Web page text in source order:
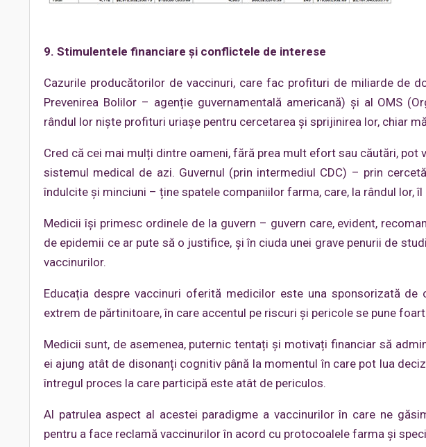
9. Stimulentele financiare și conflictele de interese
Cazurile producătorilor de vaccinuri, care fac profituri de miliarde de
Prevenirea Bolilor – agenție guvernamentală americană) și al OMS
rândul lor niște profituri uriașe pentru cercetarea și sprijinirea lor, chiar
Cred că cei mai mulți dintre oameni, fără prea mult efort sau căutări, pot
sistemul medical de azi. Guvernul (prin intermediul CDC) – prin
îndulcite și minciuni – ține spatele companiilor farma, care, la rândul lor, îl
Medicii își primesc ordinele de la guvern – guvern care, evident,
de epidemii ce ar pute să o justifice, și în ciuda unei grave penurii de
vaccinurilor.
Educația despre vaccinuri oferită medicilor este una sponsorizată
extrem de părtinitoare, în care accentul pe riscuri și pericole se pune
Medicii sunt, de asemenea, puternic tentați și motivați financiar să
ei ajung atât de disonanți cognitiv până la momentul în care pot lua
întregul proces la care participă este atât de periculos.
Al patrulea aspect al acestei paradigme a vaccinurilor în care ne
pentru a face reclamă vaccinurilor în acord cu protocoalele farma și